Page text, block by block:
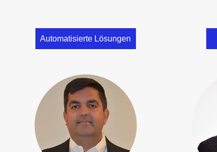
Automatisierte Lösungen